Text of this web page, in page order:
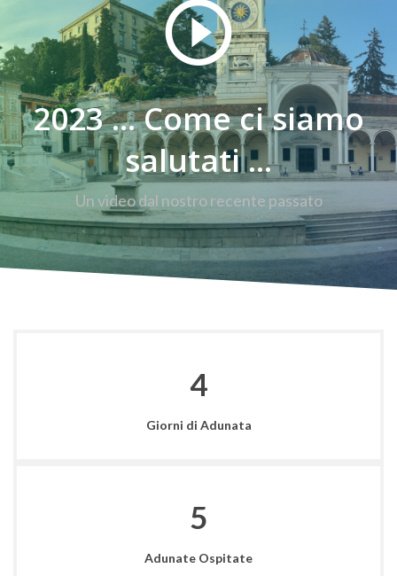
2023 ... Come ci siamo
salutati ...
Un video dal nostro recente passato
4
Giorni di Adunata
5
Adunate Ospitate